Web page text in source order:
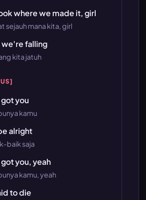
where we made it, girl
sejauh mana kita, girl
we're falling
kita jatuh
got you
kamu
alright
baik saja
got you, yeah
kamu, yeah
to die